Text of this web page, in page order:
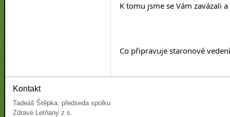
K tomu jsme se Vám zavázali
Co připravuje staronové
Kontakt
Tadeáš Štěpka, předseda spolku
Zdravé Letňany z.s.